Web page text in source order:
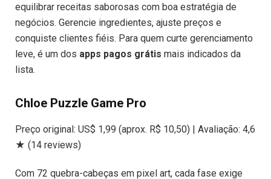
equilibrar receitas saborosas com boa estratégia de
negócios. Gerencie ingredientes, ajuste preços e
conquiste clientes fiéis. Para quem curte gerenciamento
leve, é um dos apps pagos grátis mais indicados da
lista.
Chloe Puzzle Game Pro
Preço original: US$ 1,99 (aprox. R$ 10,50) | Avaliação: 4,6
★ (14 reviews)
Com 72 quebra-cabeças em pixel art, cada fase exige